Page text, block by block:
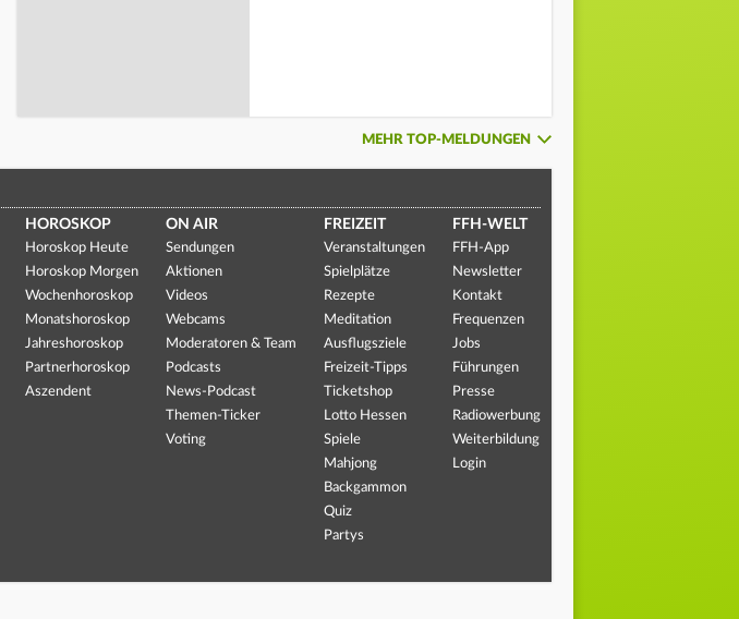
MEHR TOP-MELDUNGEN
HOROSKOP
Horoskop Heute
Horoskop Morgen
Wochenhoroskop
Monatshoroskop
Jahreshoroskop
Partnerhoroskop
Aszendent
ON AIR
Sendungen
Aktionen
Videos
Webcams
Moderatoren & Team
Podcasts
News-Podcast
Themen-Ticker
Voting
FREIZEIT
Veranstaltungen
Spielplätze
Rezepte
Meditation
Ausflugsziele
Freizeit-Tipps
Ticketshop
Lotto Hessen
Spiele
Mahjong
Backgammon
Quiz
Partys
FFH-WELT
FFH-App
Newsletter
Kontakt
Frequenzen
Jobs
Führungen
Presse
Radiowerbung
Weiterbildung
Login